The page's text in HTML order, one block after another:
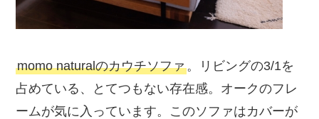
momo naturalのカウチソファ。リビングの3/1を
占めている、とてつもない存在感。オークのフレ
ームが気に入っています。このソファはカバーが